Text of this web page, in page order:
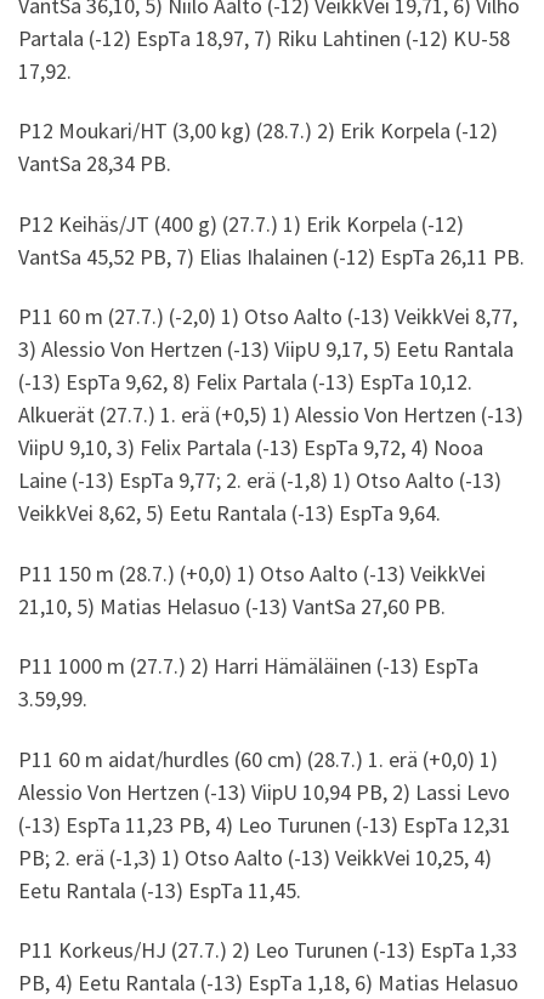
Partala (-12) EspTa 18,97, 7) Riku Lahtinen (-12) KU-58
17,92.
P12 Moukari/HT (3,00 kg) (28.7.) 2) Erik Korpela (-12)
VantSa 28,34 PB.
P12 Keihäs/JT (400 g) (27.7.) 1) Erik Korpela (-12)
VantSa 45,52 PB, 7) Elias Ihalainen (-12) EspTa 26,11 PB.
P11 60 m (27.7.) (-2,0) 1) Otso Aalto (-13) VeikkVei 8,77,
3) Alessio Von Hertzen (-13) ViipU 9,17, 5) Eetu Rantala
(-13) EspTa 9,62, 8) Felix Partala (-13) EspTa 10,12.
Alkuerät (27.7.) 1. erä (+0,5) 1) Alessio Von Hertzen (-13)
ViipU 9,10, 3) Felix Partala (-13) EspTa 9,72, 4) Nooa
Laine (-13) EspTa 9,77; 2. erä (-1,8) 1) Otso Aalto (-13)
VeikkVei 8,62, 5) Eetu Rantala (-13) EspTa 9,64.
P11 150 m (28.7.) (+0,0) 1) Otso Aalto (-13) VeikkVei
21,10, 5) Matias Helasuo (-13) VantSa 27,60 PB.
P11 1000 m (27.7.) 2) Harri Hämäläinen (-13) EspTa
3.59,99.
P11 60 m aidat/hurdles (60 cm) (28.7.) 1. erä (+0,0) 1)
Alessio Von Hertzen (-13) ViipU 10,94 PB, 2) Lassi Levo
(-13) EspTa 11,23 PB, 4) Leo Turunen (-13) EspTa 12,31
PB; 2. erä (-1,3) 1) Otso Aalto (-13) VeikkVei 10,25, 4)
Eetu Rantala (-13) EspTa 11,45.
P11 Korkeus/HJ (27.7.) 2) Leo Turunen (-13) EspTa 1,33
PB, 4) Eetu Rantala (-13) EspTa 1,18, 6) Matias Helasuo